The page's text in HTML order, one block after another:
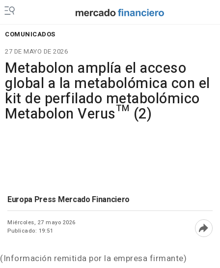
COMUNICADOS
27 DE MAYO DE 2026
Metabolon amplía el acceso
global a la metabolómica con el
kit de perfilado metabolómico
Metabolon Verus™ (2)
Europa Press Mercado Financiero
Miércoles, 27 mayo 2026
Publicado: 19:51
(Información remitida por la empresa firmante)